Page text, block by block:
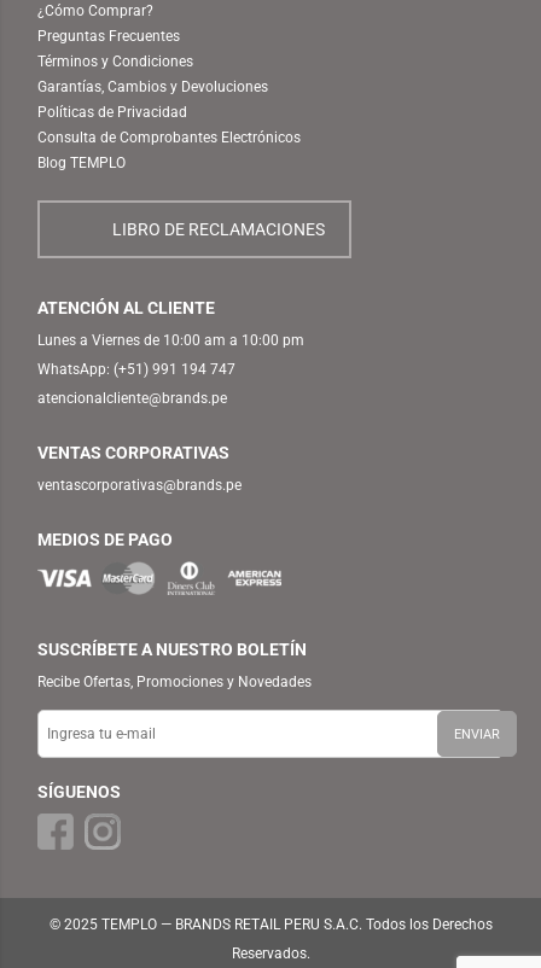
¿Cómo Comprar?
Preguntas Frecuentes
Términos y Condiciones
Garantías, Cambios y Devoluciones
Políticas de Privacidad
Consulta de Comprobantes Electrónicos
Blog TEMPLO
LIBRO DE RECLAMACIONES
ATENCIÓN AL CLIENTE
Lunes a Viernes de 10:00 am a 10:00 pm
WhatsApp: (+51) 991 194 747
atencionalcliente@brands.pe
VENTAS CORPORATIVAS
ventascorporativas@brands.pe
MEDIOS DE PAGO
SUSCRÍBETE A NUESTRO BOLETÍN
Recibe Ofertas, Promociones y Novedades
SÍGUENOS
© 2025 TEMPLO — BRANDS RETAIL PERU S.A.C. Todos los Derechos
Reservados.